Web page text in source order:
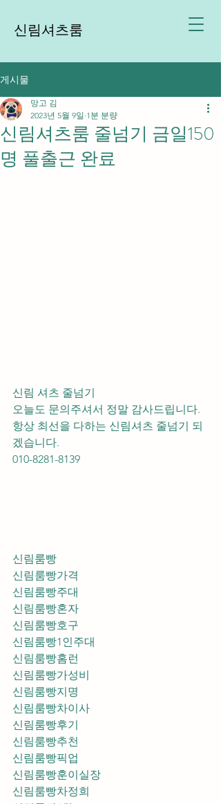
신림셔츠룸
게시물
신림셔츠룸 줄넘기 금일150
명 풀출근 완료
망고 김
2023년 5월 9일 1분 분량
신림 셔츠 줄넘기
오늘도 문의주셔서 정말 감사드립니다.
항상 최선을 다하는 신림셔츠 줄넘기 되
겠습니다.
010-8281-8139
신림룸빵
신림룸빵가격
신림룸빵주대
신림룸빵혼자
신림룸빵호구
신림룸빵1인주대
신림룸빵홈런
신림룸빵가성비
신림룸빵지명
신림룸빵차이사
신림룸빵후기
신림룸빵추천
신림룸빵훈이실장
신림룸빵차정희